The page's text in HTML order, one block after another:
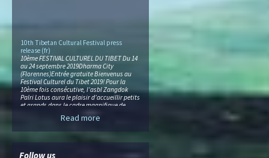
10th Tibetan Cultural Festival press
release (fr)
10ème FESTIVAL CULTUREL DU TIBET Du 14
au 24 septembre 2019Dharma City
(Florennes)Entrée gratuite Bienvenus au
Festival Culturel du Tibet 2019! Pour la
10ème fois consécutive, l’asbl Zangdok
Palri Lotus aura le plaisir d’accueillir petits
et grands dans le cadre magnifique de
exceptionnelles de rencontres et de
Losar 2019 press release (in FR)
Immergez-vous au cœur de la culture du
Read more
Follow us